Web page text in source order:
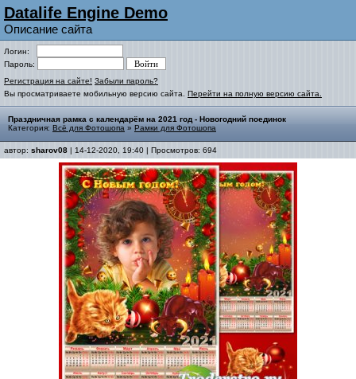
Datalife Engine Demo
Описание сайта
Логин:
Пароль:
Регистрация на сайте! Забыли пароль?
Вы просматриваете мобильную версию сайта. Перейти на полную версию сайта.
Праздничная рамка с календарём на 2021 год - Новогодний поединок
Категория: Всё для Фотошопа » Рамки для Фотошопа
автор: sharov08 | 14-12-2020, 19:40 | Просмотров: 694